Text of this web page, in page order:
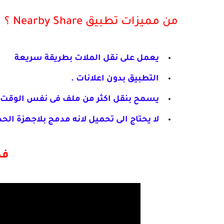
من مميزات تطبيق Nearby Share ؟
يعمل على نقل الملات بطريقة سريعة
التطبيق بدون اعلانات .
يسمح بنقل اكثر من ملف فى نفس
لا يحتاج الى تحميل لانه مدمج بلاجهزة